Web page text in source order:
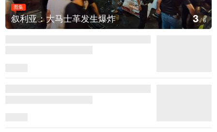
图集
叙利亚：大马士革发生爆炸 4/6